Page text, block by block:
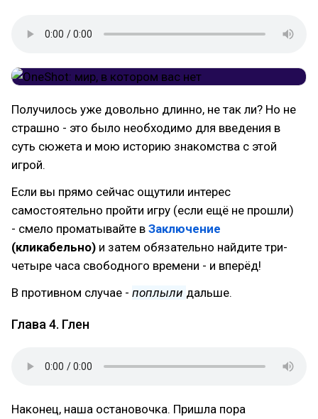
Получилось уже довольно длинно, не так ли? Но не
страшно - это было необходимо для введения в
суть сюжета и мою историю знакомства с этой
игрой.
Если вы прямо сейчас ощутили интерес
самостоятельно пройти игру (если ещё не прошли)
- смело проматывайте в Заключение
(кликабельно) и затем обязательно найдите три-
четыре часа свободного времени - и вперёд!
В противном случае - поплыли дальше.
Глава 4. Глен
Наконец, наша остановочка. Пришла пора